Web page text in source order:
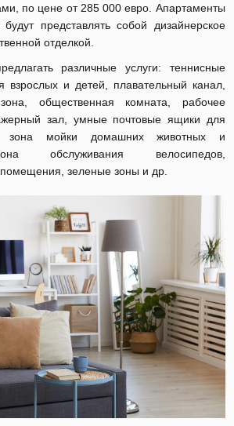
по цене от 285 000 евро. Апартаменты
представлять собой дизайнерское
отделкой.
различные услуги: теннисные
взрослых и детей, плавательный канал,
общественная комната, рабочее
зал, умные почтовые ящики для
зона мойки домашних животных и
обслуживания велосипедов,
зеленые зоны и др.